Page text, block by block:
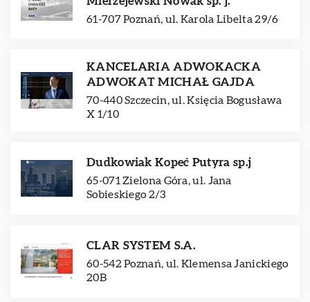
61-707 Poznań, ul. Karola Libelta 29/6
KANCELARIA ADWOKACKA
ADWOKAT MICHAŁ GAJDA
70-440 Szczecin, ul. Księcia Bogusława
X 1/10
Dudkowiak Kopeć Putyra sp.j
65-071 Zielona Góra, ul. Jana
Sobieskiego 2/3
CLAR SYSTEM S.A.
60-542 Poznań, ul. Klemensa Janickiego
20B